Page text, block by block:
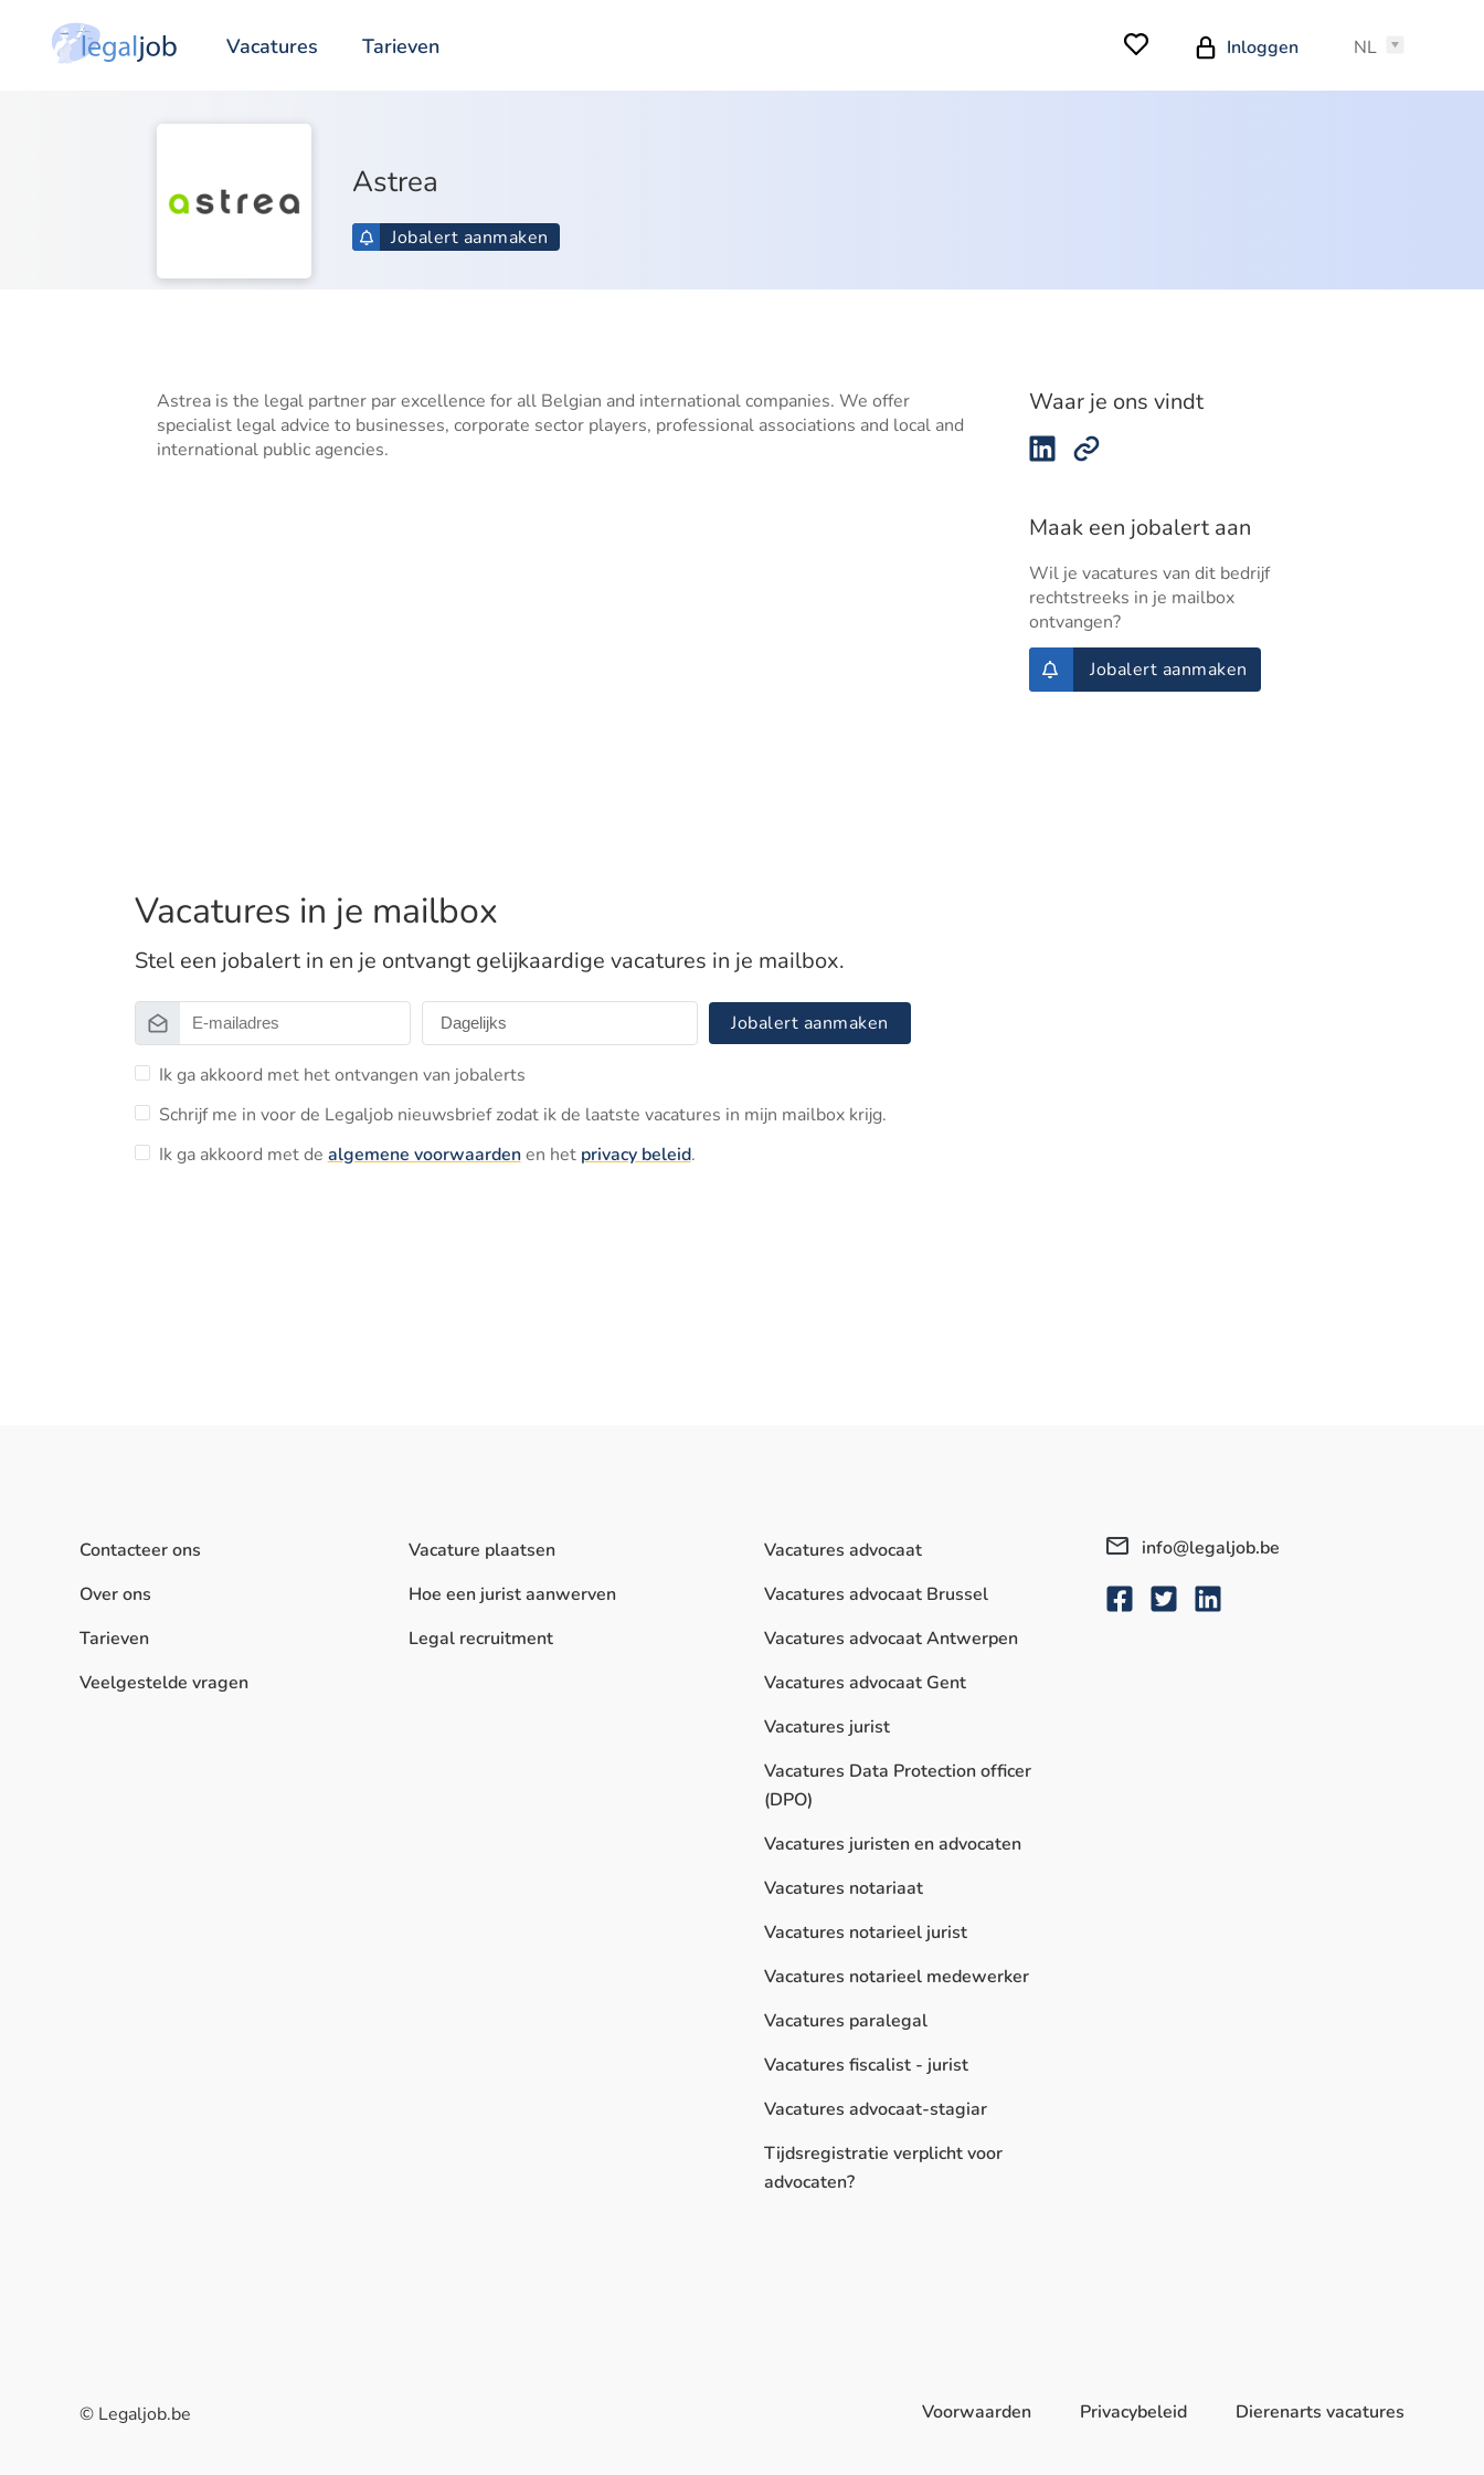
Vacatures Tarieven Inloggen NL
Astrea
Jobalert aanmaken
Astrea is the legal partner par excellence for all Belgian and international companies. We offer
specialist legal advice to businesses, corporate sector players, professional associations and local and
international public agencies.
Waar je ons vindt
Maak een jobalert aan
Wil je vacatures van dit bedrijf
rechtstreeks in je mailbox
ontvangen?
Jobalert aanmaken
Vacatures in je mailbox
Stel een jobalert in en je ontvangt gelijkaardige vacatures in je mailbox.
Jobalert aanmaken
Ik ga akkoord met het ontvangen van jobalerts
Schrijf me in voor de Legaljob nieuwsbrief zodat ik de laatste vacatures in mijn mailbox krijg.
Ik ga akkoord met de algemene voorwaardenen het privacy beleid.
Contacteer ons
Over ons
Tarieven
Veelgestelde vragen
Vacature plaatsen
Hoe een jurist aanwerven
Legal recruitment
Vacatures advocaat
Vacatures advocaat Brussel
Vacatures advocaat Antwerpen
Vacatures advocaat Gent
Vacatures jurist
Vacatures Data Protection officer
(DPO)
Vacatures juristen en advocaten
Vacatures notariaat
Vacatures notarieel jurist
Vacatures notarieel medewerker
Vacatures paralegal
Vacatures fiscalist - jurist
Vacatures advocaat-stagiar
Tijdsregistratie verplicht voor
advocaten?
info@legaljob.be
© Legaljob.be Voorwaarden Privacybeleid Dierenarts vacatures